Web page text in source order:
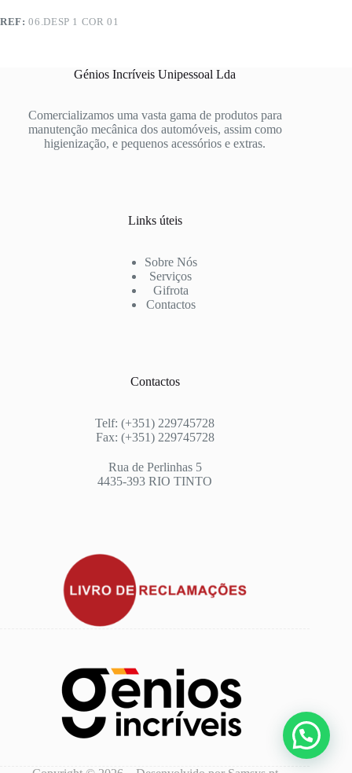
REF:06.DESP 1 COR 01
Génios Incríveis Unipessoal Lda
Comercializamos uma vasta gama de produtos para
manutenção mecânica dos automóveis, assim como
higienização, e pequenos acessórios e extras.
Links úteis
Sobre Nós
Serviços
Gifrota
Contactos
Contactos
Telf: (+351) 229745728
Fax: (+351) 229745728
Rua de Perlinhas 5
4435-393 RIO TINTO